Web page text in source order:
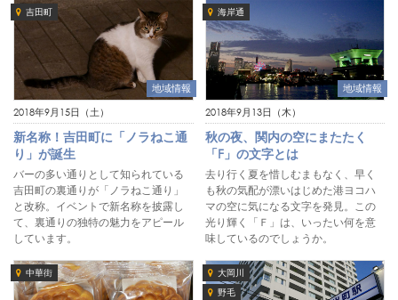
吉田町
地域情報
2018年9月15日（土）
新名称！吉田町に「ノラねこ通
り」が誕生
バーの多い通りとして知られている
吉田町の裏通りが「ノラねこ通り」
と改称。イベントで新名称を披露し
て、裏通りの独特の魅力をアピール
しています。
海岸通
地域情報
2018年9月13日（木）
秋の夜、関内の空にまたたく
「F」の文字とは
去り行く夏を惜しむまもなく、早く
も秋の気配が漂いはじめた港ヨコハ
マの空に気になる文字を発見。この
光り輝く「Ｆ」は、いったい何を意
味しているのでしょうか。
中華街
大岡川
野毛